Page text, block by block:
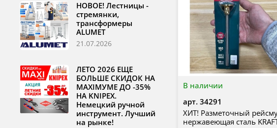
В наличии
арт. 34291
ХИТ! Разметочный
нержавеющая сталь
НОВОЕ! Лестницы -
стремянки,
трансформеры
ALUMET
21.07.2026
ЛЕТО 2026 ЕЩЕ
БОЛЬШЕ СКИДОК НА
MAXIМУМЕ ДО -35%
НА KNIPEX.
Немецкий ручной
инструмент. Лучший
на рынке!